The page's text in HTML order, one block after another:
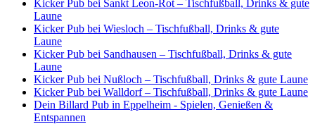
Kicker Pub bei Sankt Leon-Rot – Tischfußball, Drinks & gute
Laune
Kicker Pub bei Wiesloch – Tischfußball, Drinks & gute
Laune
Kicker Pub bei Sandhausen – Tischfußball, Drinks & gute
Laune
Kicker Pub bei Nußloch – Tischfußball, Drinks & gute Laune
Kicker Pub bei Walldorf – Tischfußball, Drinks & gute Laune
Dein Billard Pub in Eppelheim - Spielen, Genießen &
Entspannen